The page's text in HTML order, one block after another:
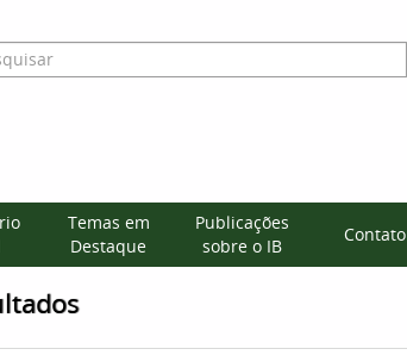
Temas em
Destaque
Publicações
sobre o IB
Contato